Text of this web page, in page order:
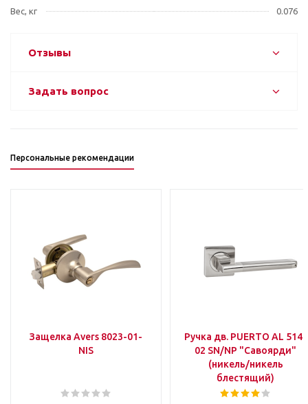
Вес, кг
0.076
Отзывы
Задать вопрос
Персональные рекомендации
Защелка Avers 8023-01-
NIS
Ручка дв. PUERTO AL 514-
02 SN/NP "Савоярди"
(никель/никель
блестящий)